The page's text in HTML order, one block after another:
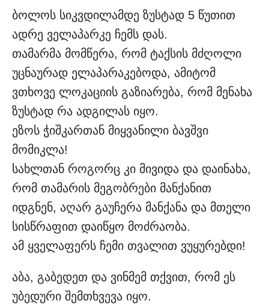
ბოლოს სიკვდილამდე ზუსტად 5 წუთით
ადრე ველაპარკე ჩემს დას.
თამარმა მომწერა, რომ ტაქსის მძღოლი
უცნაურად ელაპარაკებოდა, ამიტომ
ვთხოვე ლოკაციის გაზიარება, რომ მენახა
ზუსტად რა ადგილას იყო.
ეზოს ჭიშკართან მიყვანილი ბავშვი
მომიკლა!
სახლთან როგორც კი მივიდა და დაინახა,
რომ თამარის მეგობრები მანქანით
იდგნენ, აღარ გაუჩერა მანქანა და მთელი
სისწრაფით დაიწყო მოძრაობა.
ამ ყველაფერს ჩემი თვალით ვუყურებდი!
აბა, გაბედეთ და ვინმემ თქვით, რომ ეს
უბედური შემთხვევა იყო.